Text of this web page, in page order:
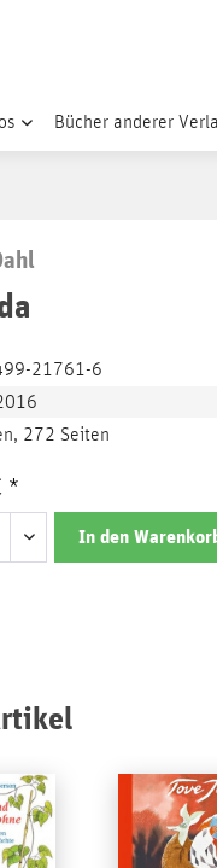
Bücher anderer
21761-6
272 Seiten
*
In den